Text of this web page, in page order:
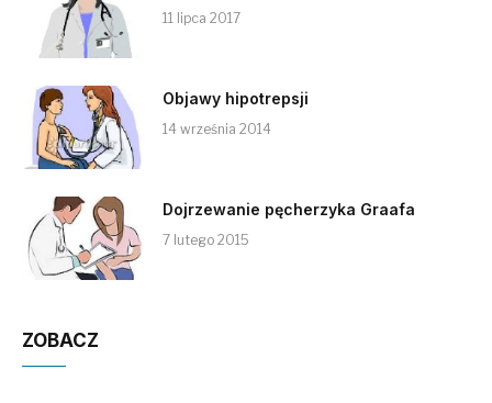
11 lipca 2017
Objawy hipotrepsji
14 września 2014
Dojrzewanie pęcherzyka Graafa
7 lutego 2015
ZOBACZ